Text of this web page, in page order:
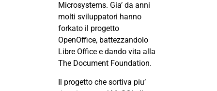
Microsystems. Gia’ da anni
molti sviluppatori hanno
forkato il progetto
OpenOffice, battezzandolo
Libre Office e dando vita alla
The Document Foundation.
Il progetto che sortiva piu’